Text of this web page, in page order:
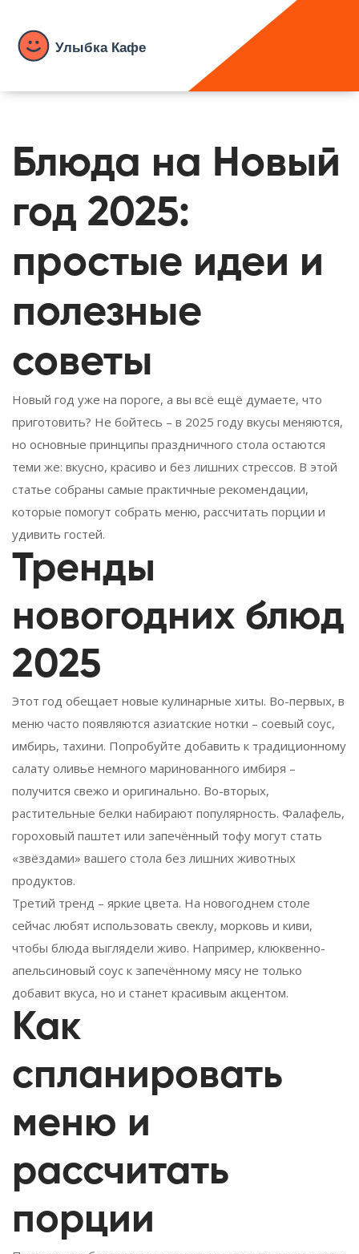
Блюда на Новый
год 2025:
простые идеи и
полезные
советы
Новый год уже на пороге, а вы всё ещё думаете, что
приготовить? Не бойтесь – в 2025 году вкусы меняются,
но основные принципы праздничного стола остаются
теми же: вкусно, красиво и без лишних стрессов. В этой
статье собраны самые практичные рекомендации,
которые помогут собрать меню, рассчитать порции и
удивить гостей.
Тренды
новогодних блюд
2025
Этот год обещает новые кулинарные хиты. Во-первых, в
меню часто появляются азиатские нотки – соевый соус,
имбирь, тахини. Попробуйте добавить к традиционному
салату оливье немного маринованного имбиря –
получится свежо и оригинально. Во-вторых,
растительные белки набирают популярность. Фалафель,
гороховый паштет или запечённый тофу могут стать
«звёздами» вашего стола без лишних животных
продуктов.
Третий тренд – яркие цвета. На новогоднем столе
сейчас любят использовать свеклу, морковь и киви,
чтобы блюда выглядели живо. Например, клюквенно-
апельсиновый соус к запечённому мясу не только
добавит вкуса, но и станет красивым акцентом.
Как
спланировать
меню и
рассчитать
порции